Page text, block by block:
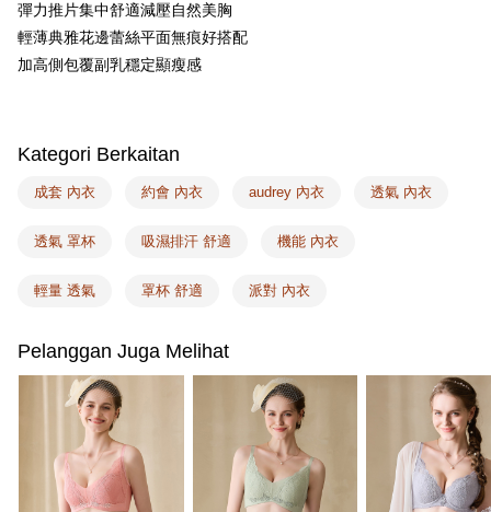
2. Anda boleh meneruskan pembayaran selepas pengesahan SMS.
3. Tiada bayaran diperlukan apabila pesanan disahkan. Produk akan
dihantar ke alamat yang ditetapkan.
4. Setelah pesanan disahkan, anda akan menerima SMS pembayaran
pembayaran di empat kedai serbaneka utama, ATM atau perbankan
dalam talian dengan SMS pembayaran atau pemberitahuan tolak aplikasi
AFTEE.
bagaimanapun, bagi mereka yang telah memuat turun Aplikasi AFTEE
sehingga 45 hari.
ditambah dengan bilangan hari yang boleh dilanjutkan oleh AFTEE. Anda
boleh melanjutkan tempoh pembayaran anda sebelum anda menerima
pesanan. Walau bagaimanapun, tiada jaminan bahawa anda boleh
menerima pesanan anda semasa tempoh pembayaran (cth.: produk
prapesanan atau produk yang mungkin mengambil masa yang lebih
lama untuk dihantar). Oleh itu, anda dikehendaki membuat pembayaran
kepada AFTEE dalam tempoh sama ada anda menerima pesanan.
Kedua, Sekatan Pembayaran
Pilihan Penghantaran
全家取付
付款後全家取貨
7-11取付
付款後7-11取貨
NT$100/pesanan | Penghantaran percuma untuk pesanan
NT$1,500 atau lebih
NT$100/pesanan | Penghantaran percuma untuk pesanan
NT$1,500 atau lebih
彈力推片集中舒適減壓自然美胸
輕薄典雅花邊蕾絲平面無痕好搭配
加高側包覆副乳穩定顯瘦感
Kategori Berkaitan
成套 內衣 約會 內衣 audrey 內衣 透氣 內衣
透氣 罩杯 吸濕排汗 舒適 機能 內衣
輕量 透氣 罩杯 舒適 派對 內衣
Pelanggan Juga Melihat